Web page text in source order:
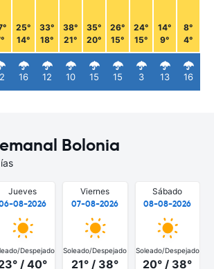
25°
14°
16
33°
18°
12
38°
21°
10
35°
20°
15
26°
15°
15
24°
15°
3
14°
9°
13
8°
4°
16
Bolonia
Jueves
08-2026
Despejado
/ 40°
Viernes
07-08-2026
Soleado/Despejado
21° / 38°
Sábado
08-08-2026
Soleado/Despejado
20° / 38°